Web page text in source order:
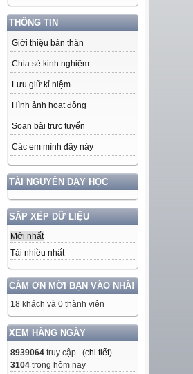
THÔNG TIN
Giới thiệu bản thân
Chia sẻ kinh nghiệm
Lưu giữ kỉ niệm
Hình ảnh hoạt động
Soạn bài trực tuyến
Các em mình đây này
TÀI NGUYÊN DẠY HỌC
SẮP XẾP DỮ LIỆU
Mới nhất
Tải nhiều nhất
CẢM ƠN MỜI BẠN VÀO NHÀ!
18 khách và 0 thành viên
XEM HÀNG NGÀY
8939064 truy cập (chi tiết)
3104 trong hôm nay